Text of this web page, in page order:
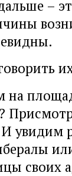
–
увидим
своих